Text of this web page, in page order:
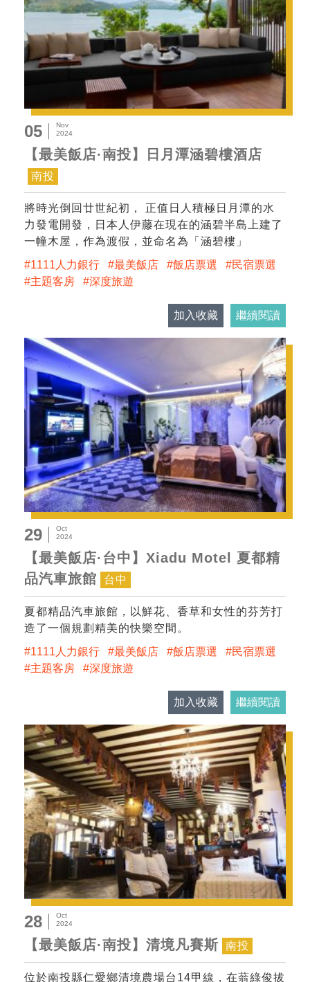
05
Nov
2024
【最美飯店·南投】日月潭涵碧樓酒店
南投
將時光倒回廿世紀初， 正值日人積極日月潭的水
力發電開發，日本人伊藤在現在的涵碧半島上建了
一幢木屋，作為渡假，並命名為「涵碧樓」
1111人力銀行
最美飯店 飯店票選
民宿票選
主題客房
深度旅遊
加入收藏 繼續閱讀
29
Oct
2024
【最美飯店·台中】Xiadu Motel 夏都精
品汽車旅館
台中
夏都精品汽車旅館，以鮮花、香草和女性的芬芳打
造了一個規劃精美的快樂空間。
1111人力銀行
最美飯店 飯店票選
民宿票選
主題客房
深度旅遊
加入收藏 繼續閱讀
28
Oct
2024
【最美飯店·南投】清境凡賽斯 南投
位於南投縣仁愛鄉清境農場台14甲線，在蓊綠俊拔